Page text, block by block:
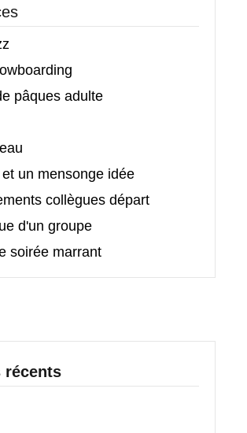
pâques adulte
un mensonge idée
collègues départ
d'un groupe
soirée marrant
récents